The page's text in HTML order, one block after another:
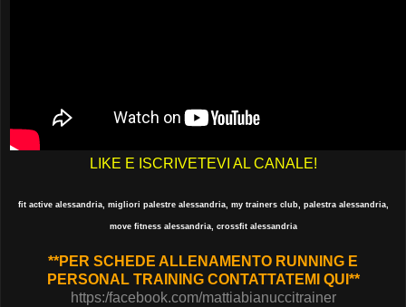
LIKE E ISCRIVETEVI AL CANALE!
fit active alessandria, migliori palestre alessandria, my trainers club, palestra alessandria,
move fitness alessandria, crossfit alessandria
**PER SCHEDE ALLENAMENTO RUNNING E
PERSONAL TRAINING CONTATTATEMI QUI**
https:/facebook.com/mattiabianuccitrainer